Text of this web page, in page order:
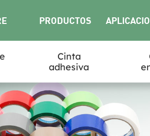
PRODUCTOS
Cinta
adhesiva